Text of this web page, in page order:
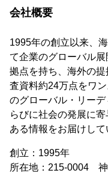
会社概要
1995年の創立以来、
て企業のグローバル
拠点を持ち、海外の
査資料約24万点をワ
のグローバル・リー
らびに社会の発展に
ある情報をお届けして
創立：1995年
所在地：215-0004